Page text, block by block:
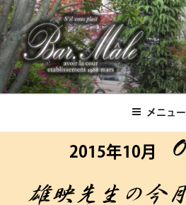
コ
ン
テ
ン
ツ
へBar.Male メニュー
2015年10月